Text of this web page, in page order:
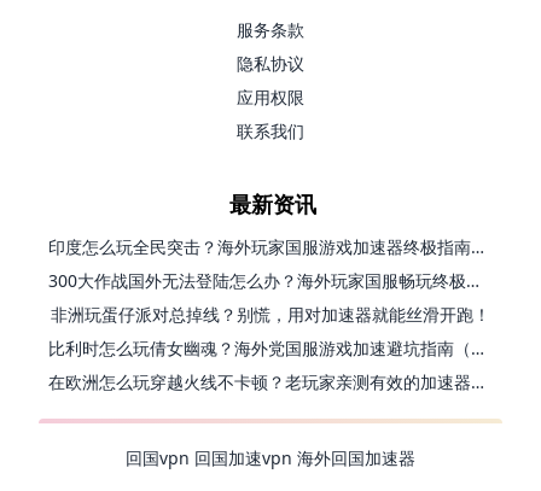
服务条款
隐私协议
应用权限
联系我们
最新资讯
印度怎么玩全民突击？海外玩家国服游戏加速器终极指南（附原神延迟优化+精灵之境加速器选择）
300大作战国外无法登陆怎么办？海外玩家国服畅玩终极指南（附实测推荐）
非洲玩蛋仔派对总掉线？别慌，用对加速器就能丝滑开跑！
比利时怎么玩倩女幽魂？海外党国服游戏加速避坑指南（附实测推荐）
在欧洲怎么玩穿越火线不卡顿？老玩家亲测有效的加速器选择指南
回国vpn 回国加速vpn 海外回国加速器